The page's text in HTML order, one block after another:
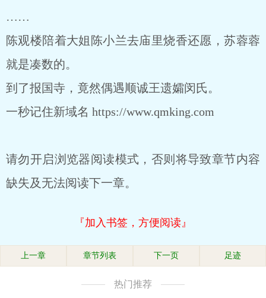
……
陈观楼陪着大姐陈小兰去庙里烧香还愿，苏蓉蓉
就是凑数的。
到了报国寺，竟然偶遇顺诚王遗孀闵氏。
一秒记住新域名 https://www.qmking.com
请勿开启浏览器阅读模式，否则将导致章节内容
缺失及无法阅读下一章。
『加入书签，方便阅读』
上一章 章节列表 下一页 足迹
热门推荐